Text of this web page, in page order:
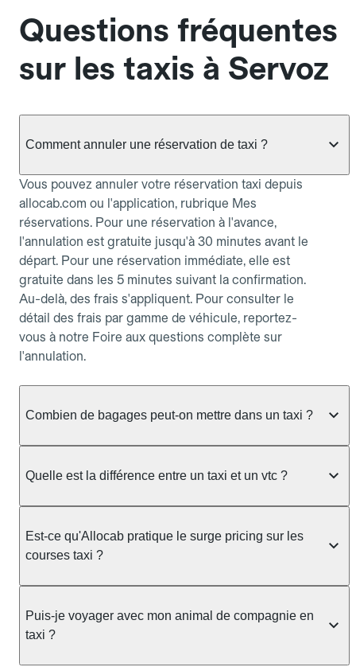
Questions fréquentes
sur les taxis à Servoz
Comment annuler une réservation de taxi ?
Vous pouvez annuler votre réservation taxi depuis
allocab.com ou l'application, rubrique Mes
réservations. Pour une réservation à l'avance,
l'annulation est gratuite jusqu'à 30 minutes avant le
départ. Pour une réservation immédiate, elle est
gratuite dans les 5 minutes suivant la confirmation.
Au-delà, des frais s'appliquent. Pour consulter le
détail des frais par gamme de véhicule, reportez-
vous à notre Foire aux questions complète sur
l'annulation.
Combien de bagages peut-on mettre dans un taxi ?
taxi berline accueille en général jusqu'à 3 bagages
ou nombreux, précisez-le dans le champ "Message
au chauffeur" lors de la réservation. Le prix n'est
pas impacté par le nombre de bagages.
Quelle est la différence entre un taxi et un vtc ?
prendre en charge directement dans la rue, à une
station ou sur réservation, avec un tarif au
réservation et propose un prix fixe annoncé à
l'avance. Chez Allocab, réservez facilement votre
taxi.
Est-ce qu'Allocab pratique le surge pricing sur les
courses taxi ?
réglementation préfectorale et suit un barème
officiel : il protège des hausses liées à la demande.
Puis-je voyager avec mon animal de compagnie en
taxi ?